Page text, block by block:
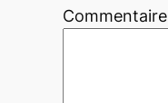
Commentaire